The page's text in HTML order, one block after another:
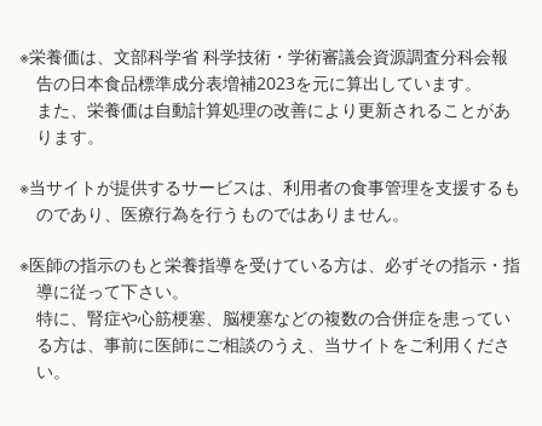
※栄養価は、文部科学省 科学技術・学術審議会資源調査分科会報
告の日本食品標準成分表増補2023を元に算出しています。
また、栄養価は自動計算処理の改善により更新されることがあ
ります。
※当サイトが提供するサービスは、利用者の食事管理を支援するも
のであり、医療行為を行うものではありません。
※医師の指示のもと栄養指導を受けている方は、必ずその指示・指
導に従って下さい。
特に、腎症や心筋梗塞、脳梗塞などの複数の合併症を患ってい
る方は、事前に医師にご相談のうえ、当サイトをご利用くださ
い。